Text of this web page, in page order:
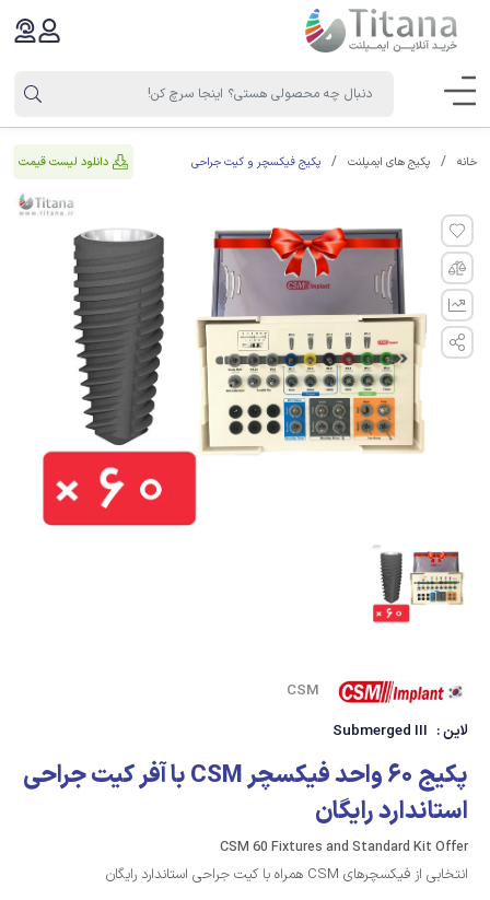
خانه پکیج های ایمپلنت پکیج فیکسچر و کیت جراحی دانلود لیست قیمت
CSM
لاین : Submerged III
پکیج 60 واحد فیکسچر CSM با آفر کیت جراحی
استاندارد رایگان
CSM 60 Fixtures and Standard Kit Offer
انتخابی از فیکسچرهای CSM همراه با کیت جراحی استاندارد رایگان